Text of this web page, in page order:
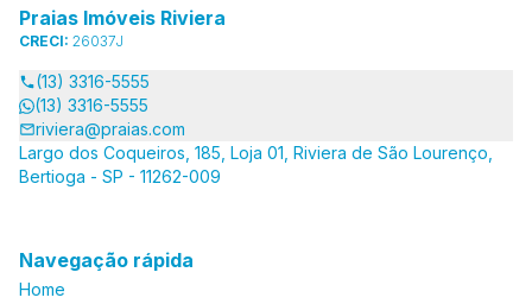
Praias Imóveis Riviera
CRECI: 26037J
(13) 3316-5555
(13) 3316-5555
riviera@praias.com
Largo dos Coqueiros, 185, Loja 01, Riviera de São Lourenço,
Bertioga - SP - 11262-009
Navegação rápida
Home